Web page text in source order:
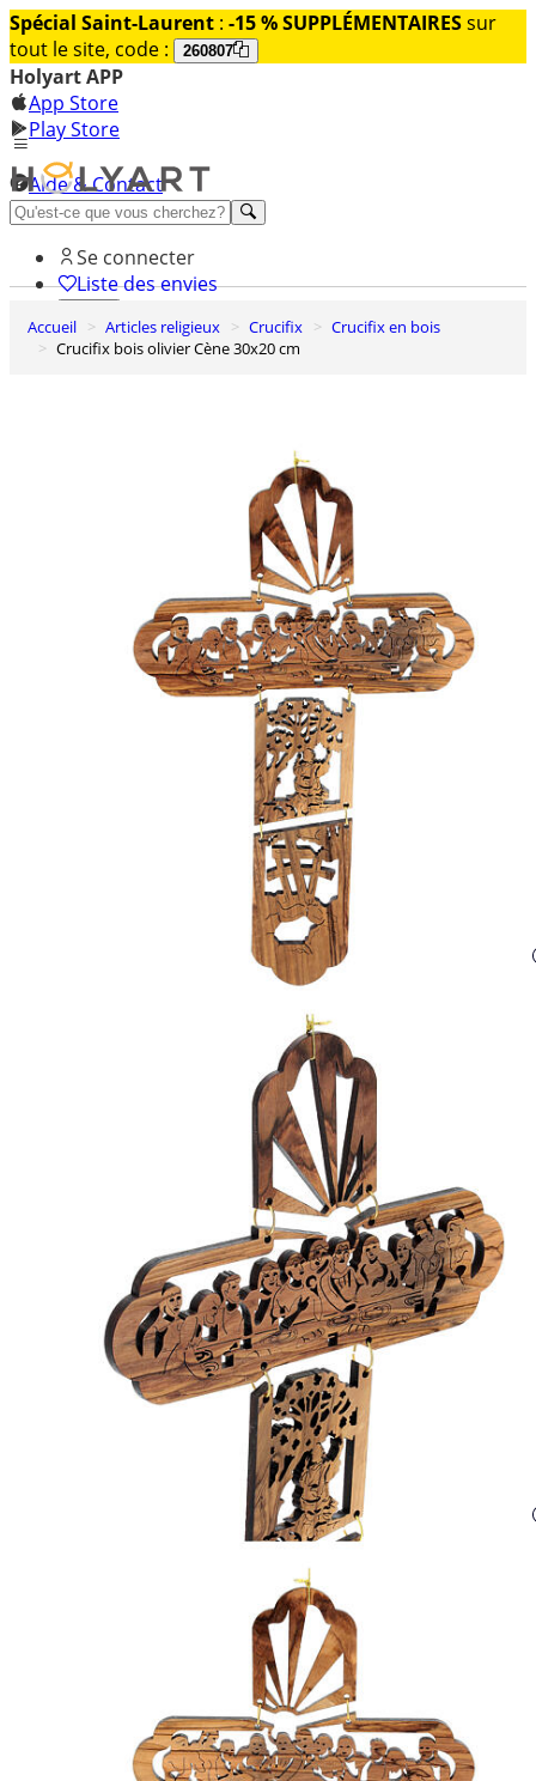
Spécial Saint-Laurent : -15 % SUPPLÉMENTAIRESsur
tout le site, code :
260807
Holyart APP
App Store
Play Store
Aide & Contact
Découvrez Premium
Se connecter
Liste des envies
0
Panier
Accueil Articles religieux Crucifix
Crucifix en bois
Crucifix bois olivier Cène 30x20 cm